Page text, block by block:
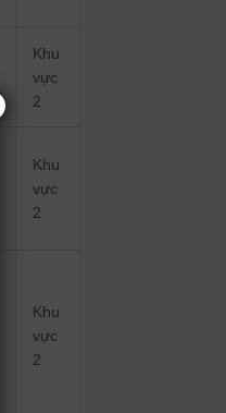
Khu
vực
2
Khu
vực
2
Khu
vực
2